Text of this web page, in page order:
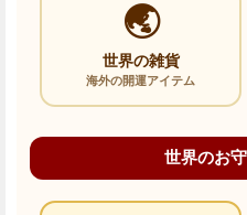
🌏
世界の雑貨
海外の開運アイテム
世界のお